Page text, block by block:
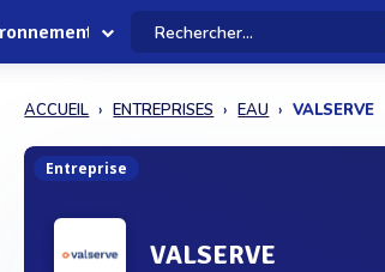
ACCUEIL ENTREPRISES EAU VALSERVE
Entreprise
VALSERVE